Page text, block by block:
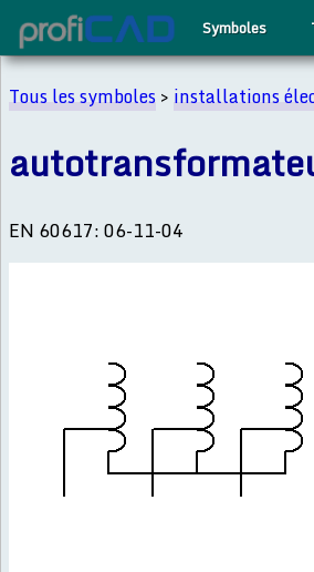
Symboles
Tous les symboles>installations
EN 60617: 06-11-04